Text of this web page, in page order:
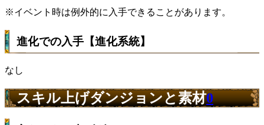
※イベント時は例外的に入手できることがあります。
進化での入手【進化系統】
なし
スキル上げダンジョンと素材0